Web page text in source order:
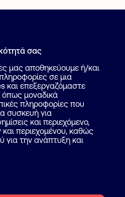
Για επαγγελματίες
Βοήθεια
Ψάξε επαγγελματία
Blog
Ακολουθήστε μας
σας
μας αποθηκεύουμε ή/και
σε μια
και επεξεργαζόμαστε
μοναδικά
πληροφορίες που
συσκευή για
και περιεχόμενο,
περιεχομένου, καθώς
για την ανάπτυξη και